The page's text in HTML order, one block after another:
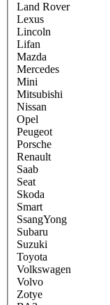
Land Rover
Lexus
Lincoln
Lifan
Mazda
Mercedes
Mini
Mitsubishi
Nissan
Opel
Peugeot
Porsche
Renault
Saab
Seat
Skoda
Smart
SsangYong
Subaru
Suzuki
Toyota
Volkswagen
Volvo
Zotye